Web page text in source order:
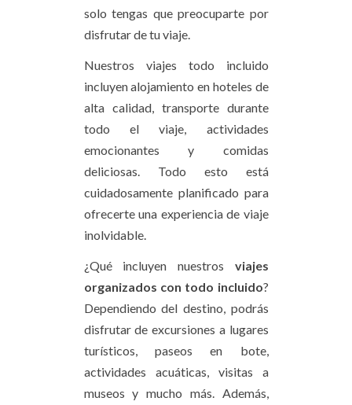
solo tengas que preocuparte por
disfrutar de tu viaje.
Nuestros viajes todo incluido
incluyen alojamiento en hoteles de
alta calidad, transporte durante
todo el viaje, actividades
emocionantes y comidas
deliciosas. Todo esto está
cuidadosamente planificado para
ofrecerte una experiencia de viaje
inolvidable.
¿Qué incluyen nuestros viajes
organizados con todo incluido?
Dependiendo del destino, podrás
disfrutar de excursiones a lugares
turísticos, paseos en bote,
actividades acuáticas, visitas a
museos y mucho más. Además,